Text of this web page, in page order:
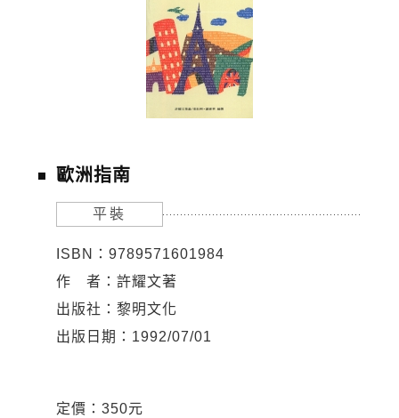
歐洲指南
平裝
ISBN：9789571601984
作 者：許耀文著
出版社：黎明文化
出版日期：1992/07/01
定價：350元